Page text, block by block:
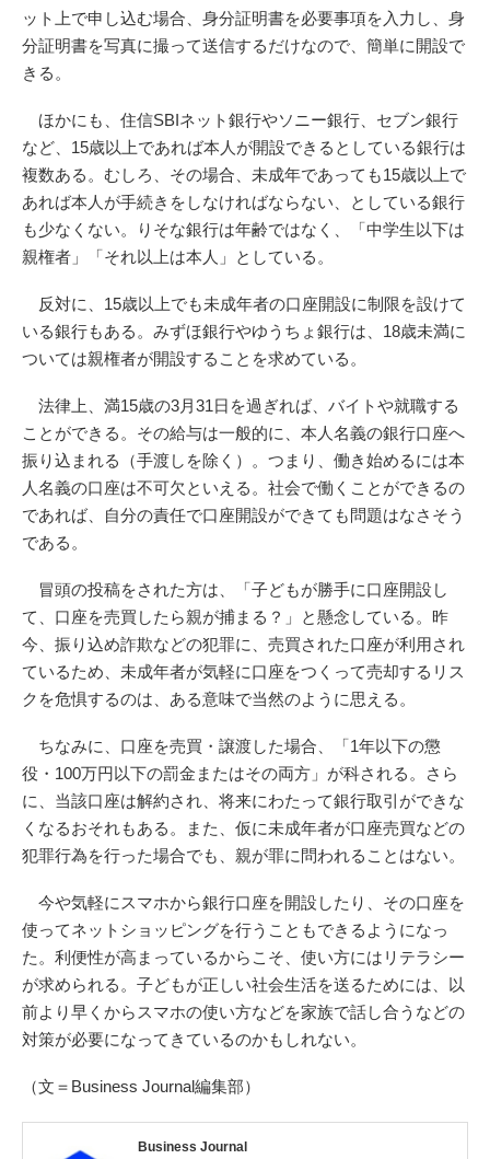
ット上で申し込む場合、身分証明書を必要事項を入力し、身
分証明書を写真に撮って送信するだけなので、簡単に開設で
きる。
ほかにも、住信SBIネット銀行やソニー銀行、セブン銀行
など、15歳以上であれば本人が開設できるとしている銀行は
複数ある。むしろ、その場合、未成年であっても15歳以上で
あれば本人が手続きをしなければならない、としている銀行
も少なくない。りそな銀行は年齢ではなく、「中学生以下は
親権者」「それ以上は本人」としている。
反対に、15歳以上でも未成年者の口座開設に制限を設けて
いる銀行もある。みずほ銀行やゆうちょ銀行は、18歳未満に
ついては親権者が開設することを求めている。
法律上、満15歳の3月31日を過ぎれば、バイトや就職する
ことができる。その給与は一般的に、本人名義の銀行口座へ
振り込まれる（手渡しを除く）。つまり、働き始めるには本
人名義の口座は不可欠といえる。社会で働くことができるの
であれば、自分の責任で口座開設ができても問題はなさそう
である。
冒頭の投稿をされた方は、「子どもが勝手に口座開設し
て、口座を売買したら親が捕まる？」と懸念している。昨
今、振り込め詐欺などの犯罪に、売買された口座が利用され
ているため、未成年者が気軽に口座をつくって売却するリス
クを危惧するのは、ある意味で当然のように思える。
ちなみに、口座を売買・譲渡した場合、「1年以下の懲
役・100万円以下の罰金またはその両方」が科される。さら
に、当該口座は解約され、将来にわたって銀行取引ができな
くなるおそれもある。また、仮に未成年者が口座売買などの
犯罪行為を行った場合でも、親が罪に問われることはない。
今や気軽にスマホから銀行口座を開設したり、その口座を
使ってネットショッピングを行うこともできるようになっ
た。利便性が高まっているからこそ、使い方にはリテラシー
が求められる。子どもが正しい社会生活を送るためには、以
前より早くからスマホの使い方などを家族で話し合うなどの
対策が必要になってきているのかもしれない。
（文＝Business Journal編集部）
Business Journal